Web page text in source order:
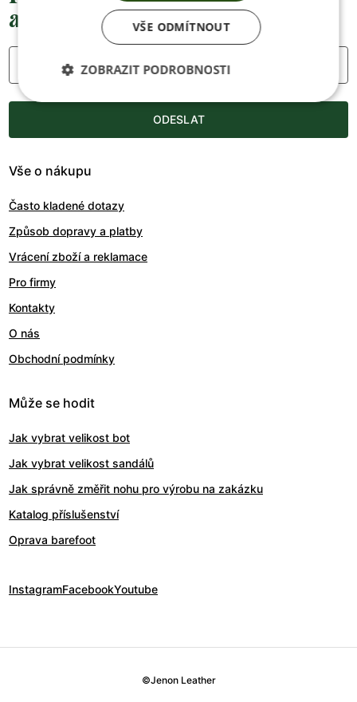
akcích a novinkách
Váš e-mail
ODESLAT
Vše o nákupu
Často kladené dotazy
Způsob dopravy a platby
Vrácení zboží a reklamace
Pro firmy
Kontakty
O nás
Obchodní podmínky
Může se hodit
Jak vybrat velikost bot
Jak vybrat velikost sandálů
Jak správně změřit nohu pro výrobu na zakázku
Katalog příslušenství
Oprava barefoot
InstagramFacebookYoutube
©Jenon Leather
VŠE ODMÍTNOUT
ZOBRAZIT PODROBNOSTI